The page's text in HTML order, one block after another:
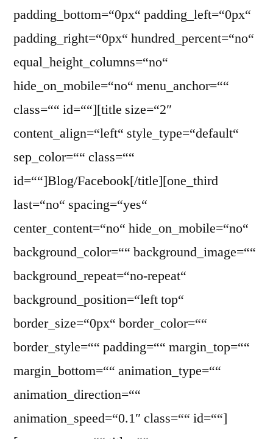
padding_bottom=“0px“ padding_left=“0px“
padding_right=“0px“ hundred_percent=“no“
equal_height_columns=“no“
hide_on_mobile=“no“ menu_anchor=““
class=““ id=““][title size=“2″
content_align=“left“ style_type=“default“
sep_color=““ class=““
id=““]Blog/Facebook[/title][one_third
last=“no“ spacing=“yes“
center_content=“no“ hide_on_mobile=“no“
background_color=““ background_image=““
background_repeat=“no-repeat“
background_position=“left top“
border_size=“0px“ border_color=““
border_style=““ padding=““ margin_top=““
margin_bottom=““ animation_type=““
animation_direction=““
animation_speed=“0.1″ class=““ id=““]